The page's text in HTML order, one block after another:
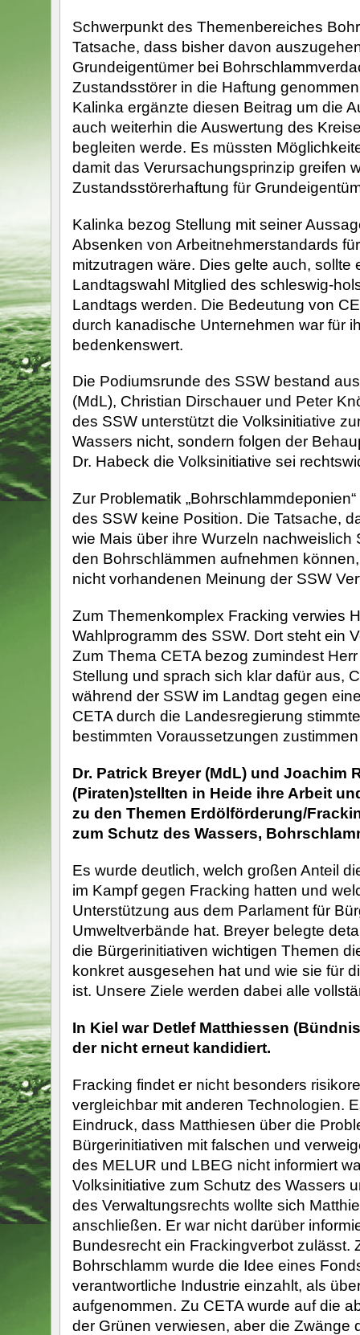
Schwerpunkt des Themenbereiches
Tatsache, dass bisher davon
Grundeigentümer bei
Zustandsstörer in die Haftung
Kalinka ergänzte diesen Beitrag um die
auch weiterhin die Auswertung des
begleiten werde. Es müssten
damit das Verursachungsprinzip greifen
Zustandsstörerhaftung für
Kalinka bezog Stellung mit seiner
Absenken von Arbeitnehmerstandards
mitzutragen wäre. Dies gelte auch, sollte
Landtagswahl Mitglied des schleswig-
Landtags werden. Die Bedeutung von
durch kanadische Unternehmen war für
bedenkenswert.
Die Podiumsrunde des SSW bestand
(MdL), Christian Dirschauer und Peter
des SSW unterstützt die Volksinitiative
Wassers nicht, sondern folgen der
Dr. Habeck die Volksinitiative sei
Zur Problematik
des SSW keine Position. Die Tatsache,
wie Mais über ihre Wurzeln nachweislich
den Bohrschlämmen aufnehmen
nicht vorhandenen Meinung der SSW
Zum Themenkomplex Fracking verwies
Wahlprogramm des SSW. Dort steht ein
Zum Thema CETA bezog zumindest
Stellung und sprach sich klar dafür aus,
während der SSW im Landtag gegen
CETA durch die Landesregierung
bestimmten Voraussetzungen
Dr. Patrick Breyer (MdL) und Joachim
(Piraten)stellten in Heide ihre Arbeit
zu den Themen Erdölförderung/
zum Schutz des Wassers,
Es wurde deutlich, welch großen Anteil
im Kampf gegen Fracking hatten und
Unterstützung aus dem Parlament für
Umweltverbände hat. Breyer belegte
die Bürgerinitiativen wichtigen Themen
konkret ausgesehen hat und wie sie für
ist. Unsere Ziele werden dabei alle
In Kiel war Detlef Matthiessen
der nicht erneut kandidiert.
Fracking findet er nicht besonders
vergleichbar mit anderen Technologien.
Eindruck, dass Matthiesen über die
Bürgerinitiativen mit falschen und
des MELUR und LBEG nicht informiert
Volksinitiative zum Schutz des Wassers
des Verwaltungsrechts wollte sich
anschließen. Er war nicht darüber
Bundesrecht ein Frackingverbot zulässt.
Bohrschlamm wurde die Idee eines
verantwortliche Industrie einzahlt, als
aufgenommen. Zu CETA wurde auf die
der Grünen verwiesen, aber die Zwänge